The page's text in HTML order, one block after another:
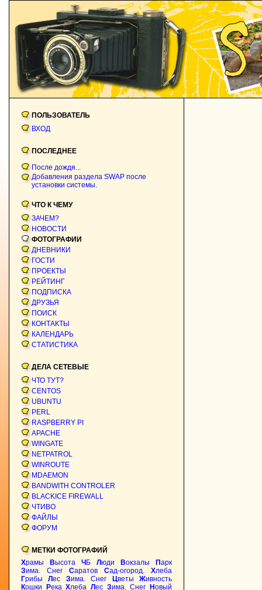
ПОЛЬЗОВАТЕЛЬ
ВХОД
ПОСЛЕДНЕЕ
После дождя...
Добавления раздела SWAP после
установки системы.
ЧТО К ЧЕМУ
ЗАЧЕМ?
НОВОСТИ
ФОТОГРАФИИ
ДНЕВНИКИ
ГОСТИ
ПРОЕКТЫ
РЕЙТИНГ
ПОДПИСКА
ДРУЗЬЯ
ПОИСК
КОНТАКТЫ
КАЛЕНДАРЬ
СТАТИСТИКА
ДЕЛА СЕТЕВЫЕ
ЧТО ТУТ?
CENTOS
UBUNTU
PERL
RASPBERRY PI
APACHE
WINGATE
NETPATROL
WINROUTE
MDAEMON
BANDWITH CONTROLER
BLACKICE FIREWALL
ЧТИВО
ФАЙЛЫ
ФОРУМ
МЕТКИ ФОТОГРАФИЙ
Храмы Высота Ч Б Люди Вокзалы Парк
Зима. Снег Саратов Сад-огород. Хлеба
Грибы Лес Зима. Снег Цветы Живность
Кошки Река Хлеба Лес Зима. Снег Новый